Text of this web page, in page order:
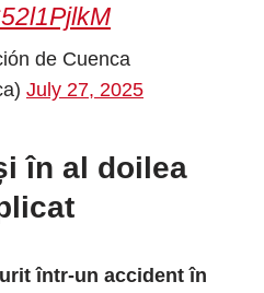
de Cuenca
July 27, 2025
în al doilea
într-un accident în